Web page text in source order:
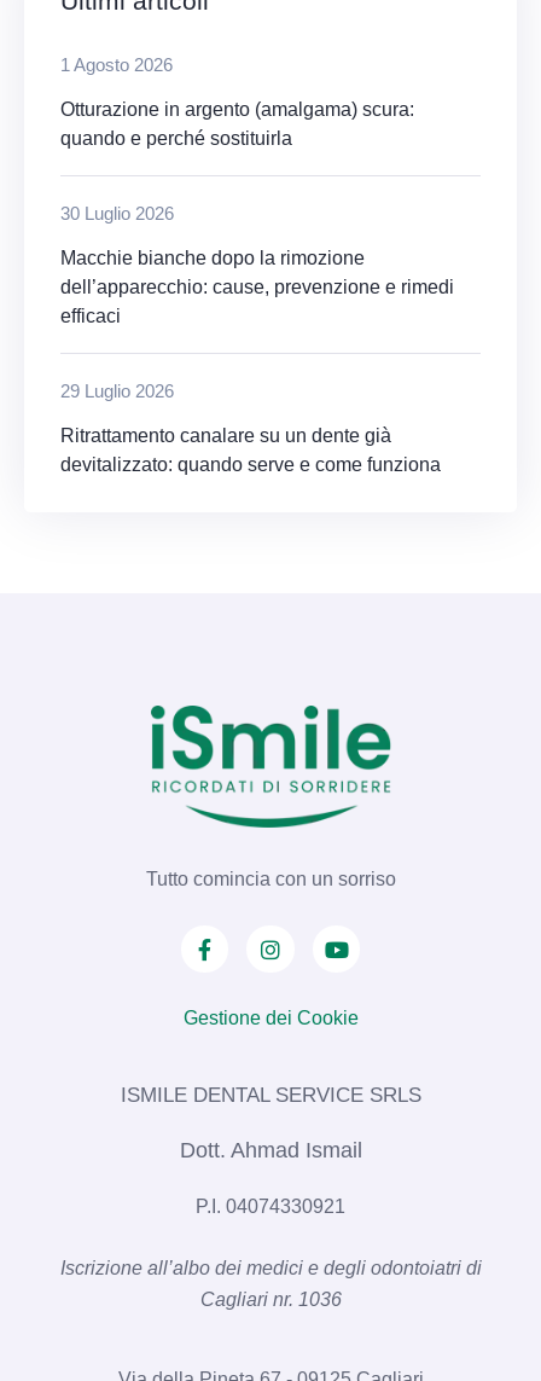
1 Agosto 2026
Otturazione in argento (amalgama) scura:
quando e perché sostituirla
30 Luglio 2026
Macchie bianche dopo la rimozione
dell’apparecchio: cause, prevenzione e rimedi
efficaci
29 Luglio 2026
Ritrattamento canalare su un dente già
devitalizzato: quando serve e come funziona
Tutto comincia con un sorriso
Gestione dei Cookie
ISMILE DENTAL SERVICE SRLS​
Dott. Ahmad Ismail
P.I. 04074330921
Iscrizione all’albo dei medici e degli odontoiatri di
Cagliari nr. 1036​